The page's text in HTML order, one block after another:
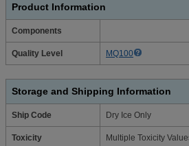
Product Information
Components
Quality Level MQ100
Storage and Shipping Information
Ship Code Dry Ice Only
Toxicity Multiple Toxicity